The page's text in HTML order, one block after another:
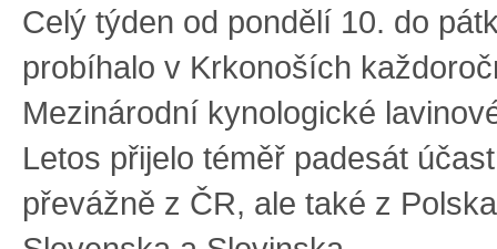
Celý týden od pondělí 10. do
probíhalo v Krkonoších
Mezinárodní kynologické
Letos přijelo téměř padesát
převážně z ČR, ale také z